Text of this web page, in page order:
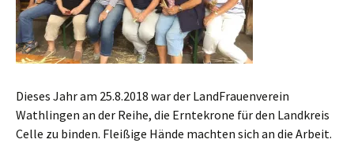
Dieses Jahr am 25.8.2018 war der LandFrauenverein
Wathlingen an der Reihe, die Erntekrone für den Landkreis
Celle zu binden. Fleißige Hände machten sich an die Arbeit.